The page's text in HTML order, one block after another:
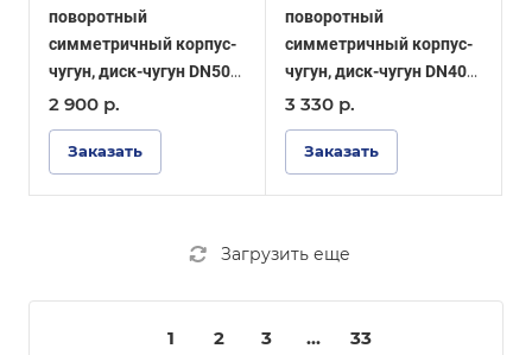
поворотный
симметричный корпус-
чугун, диск-чугун DN50
PN16, уплотнение EPDM
- ОПТИМА
2 900 р.
Заказать
поворотный
симметричный корпус-
чугун, диск-чугун DN40
PN16, уплотнение EPDM
- ОПТИМА
3 330 р.
Заказать
Загрузить еще
1 2 3 ... 33